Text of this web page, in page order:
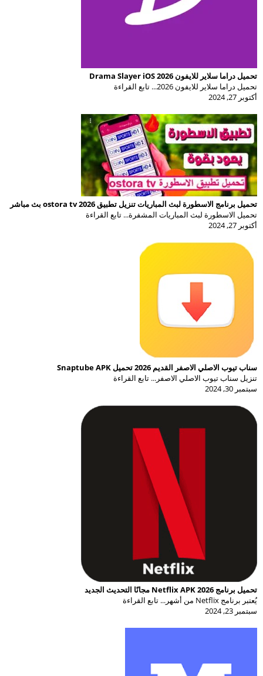
تحميل دراما سلاير للايفون Drama Slayer iOS 2026
تحميل دراما سلاير للايفون 2026... تابع القراءة
أكتوبر 27, 2024
تحميل برنامج الاسطورة لبث المباريات تنزيل تطبيق ostora tv 2026 بث مباشر
تحميل الاسطورة لبث المباريات المشفرة... تابع القراءة
أكتوبر 27, 2024
سناب تيوب الاصلي الاصفر القديم 2026 تحميل Snaptube APK
تنزيل سناب تيوب الاصلي الاصفر... تابع القراءة
سبتمبر 30, 2024
تحميل برنامج Netflix APK 2026 مجانًا التحديث الجديد
يُعتبر برنامج Netflix من أشهر... تابع القراءة
سبتمبر 23, 2024